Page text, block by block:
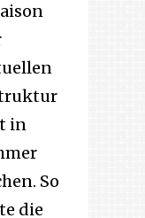
in
So
die